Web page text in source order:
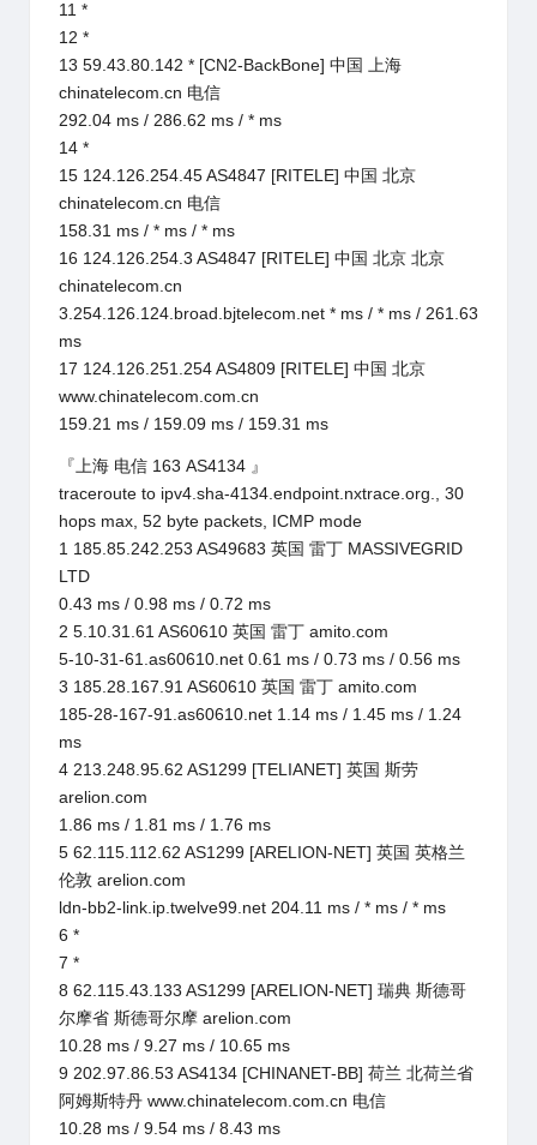
11 *
12 *
13 59.43.80.142 * [CN2-BackBone] 中国 上海
chinatelecom.cn 电信
292.04 ms / 286.62 ms / * ms
14 *
15 124.126.254.45 AS4847 [RITELE] 中国 北京
chinatelecom.cn 电信
158.31 ms / * ms / * ms
16 124.126.254.3 AS4847 [RITELE] 中国 北京 北京
chinatelecom.cn
3.254.126.124.broad.bjtelecom.net * ms / * ms / 261.63
ms
17 124.126.251.254 AS4809 [RITELE] 中国 北京
www.chinatelecom.com.cn
159.21 ms / 159.09 ms / 159.31 ms
『上海 电信 163 AS4134 』
traceroute to ipv4.sha-4134.endpoint.nxtrace.org., 30
hops max, 52 byte packets, ICMP mode
1 185.85.242.253 AS49683 英国 雷丁 MASSIVEGRID
LTD
0.43 ms / 0.98 ms / 0.72 ms
2 5.10.31.61 AS60610 英国 雷丁 amito.com
5-10-31-61.as60610.net 0.61 ms / 0.73 ms / 0.56 ms
3 185.28.167.91 AS60610 英国 雷丁 amito.com
185-28-167-91.as60610.net 1.14 ms / 1.45 ms / 1.24
ms
4 213.248.95.62 AS1299 [TELIANET] 英国 斯劳
arelion.com
1.86 ms / 1.81 ms / 1.76 ms
5 62.115.112.62 AS1299 [ARELION-NET] 英国 英格兰
伦敦 arelion.com
ldn-bb2-link.ip.twelve99.net 204.11 ms / * ms / * ms
6 *
7 *
8 62.115.43.133 AS1299 [ARELION-NET] 瑞典 斯德哥
尔摩省 斯德哥尔摩 arelion.com
10.28 ms / 9.27 ms / 10.65 ms
9 202.97.86.53 AS4134 [CHINANET-BB] 荷兰 北荷兰省
阿姆斯特丹 www.chinatelecom.com.cn 电信
10.28 ms / 9.54 ms / 8.43 ms